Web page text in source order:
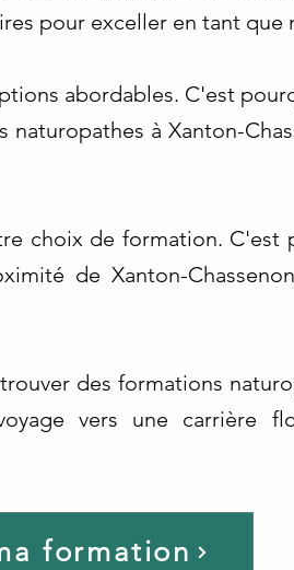
pour exceller en tant que
abordables. C'est
à Xanton-
choix de formation. C'est
de Xanton-
des formations
vers une carrière
formation